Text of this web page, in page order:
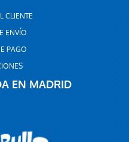
CLIENTE
ENVÍO
PAGO
EN MADRID